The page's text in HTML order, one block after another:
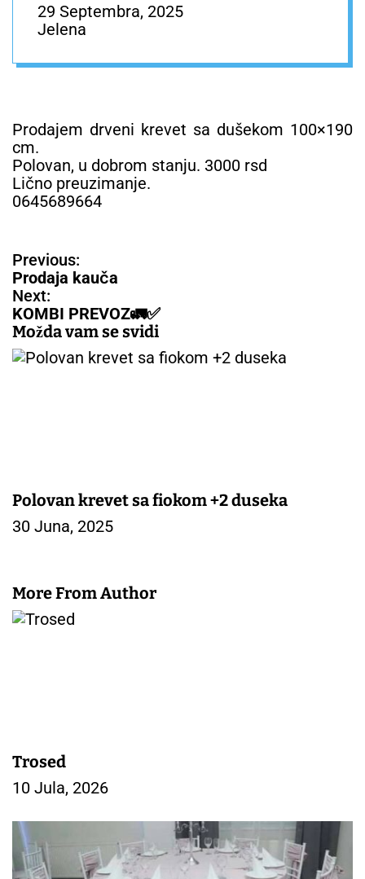
29 Septembra, 2025
Jelena
Prodajem drveni krevet sa dušekom 100×190
cm.
Polovan, u dobrom stanju. 3000 rsd
Lično preuzimanje.
0645689664
N
a
v
i
g
a
c
n
a
k
Previous:
Prodaja kauča
Next:
KOMBI PREVOZ🚛✅️
Možda vam se svidi
Polovan krevet sa fiokom +2 duseka
30 Juna, 2025
More From Author
Trosed
10 Jula, 2026